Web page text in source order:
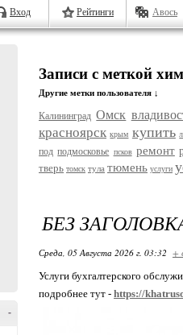
Вход Рейтинги Авось
-
Записи с меткой
Другие метки пользователя ↓
Калининград Омск
красноярск крым купить
под подмосковье псков ремонт
тверь томск тула тюмень услуги
БЕЗ
Среда, 05 Августа 2026 г. 03:32 +
Услуги бухгалтерского
подробнее тут - https://